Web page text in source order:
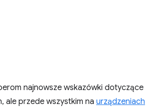
najnowsze wskazówki dotyczące
ale przede wszystkim na urządzeniach